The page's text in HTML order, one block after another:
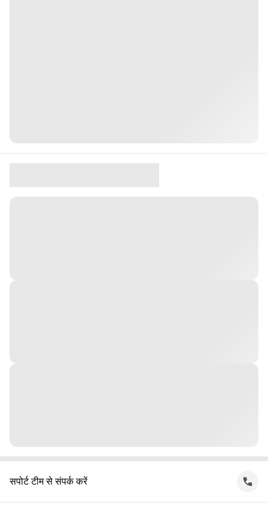
सपोर्ट टीम से संपर्क करें